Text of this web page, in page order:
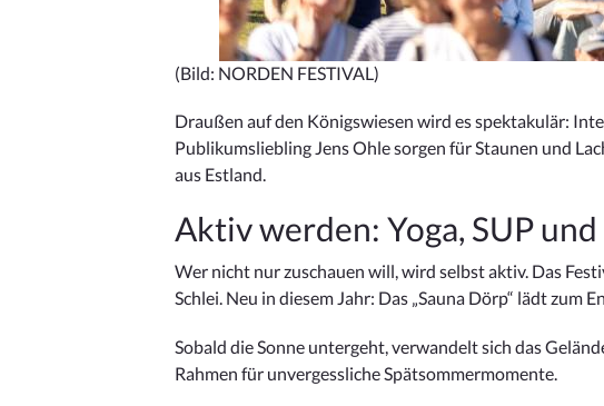
(Bild: NORDEN FESTIVAL)
Draußen auf den Königswiesen wird es spektakulär:
Publikumsliebling Jens Ohle sorgen für Staunen und
aus Estland.
Aktiv werden: Yoga, SUP und
Wer nicht nur zuschauen will, wird selbst aktiv. Das
Schlei. Neu in diesem Jahr: Das „Sauna Dörp“ lädt
Sobald die Sonne untergeht, verwandelt sich das
Rahmen für unvergessliche Spätsommermomente.